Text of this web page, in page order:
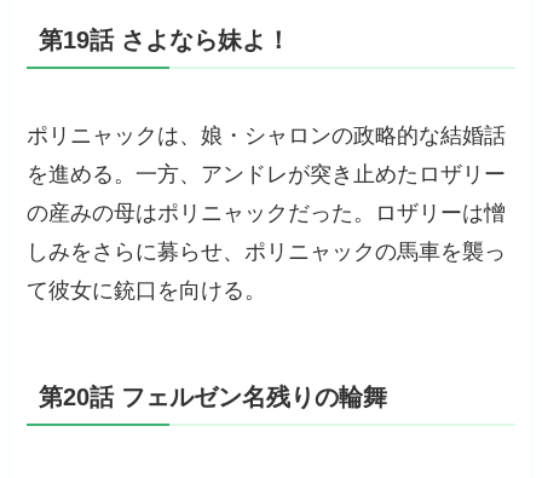
第19話 さよなら妹よ！
ポリニャックは、娘・シャロンの政略的な結婚話
を進める。一方、アンドレが突き止めたロザリー
の産みの母はポリニャックだった。ロザリーは憎
しみをさらに募らせ、ポリニャックの馬車を襲っ
て彼女に銃口を向ける。
第20話 フェルゼン名残りの輪舞